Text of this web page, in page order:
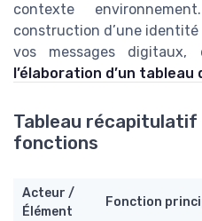
contexte
construction d’une
vos messages
l’élaboration d’un
Tableau
fonctions
Acteur /
Élément
Fonction